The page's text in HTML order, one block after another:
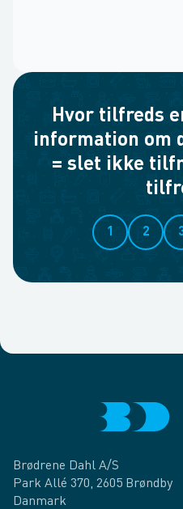
Hvor tilfreds
information om
= slet ikke
1 2
Brødrene Dahl A/S
Park Allé 370, 2605 Brøndby
Danmark